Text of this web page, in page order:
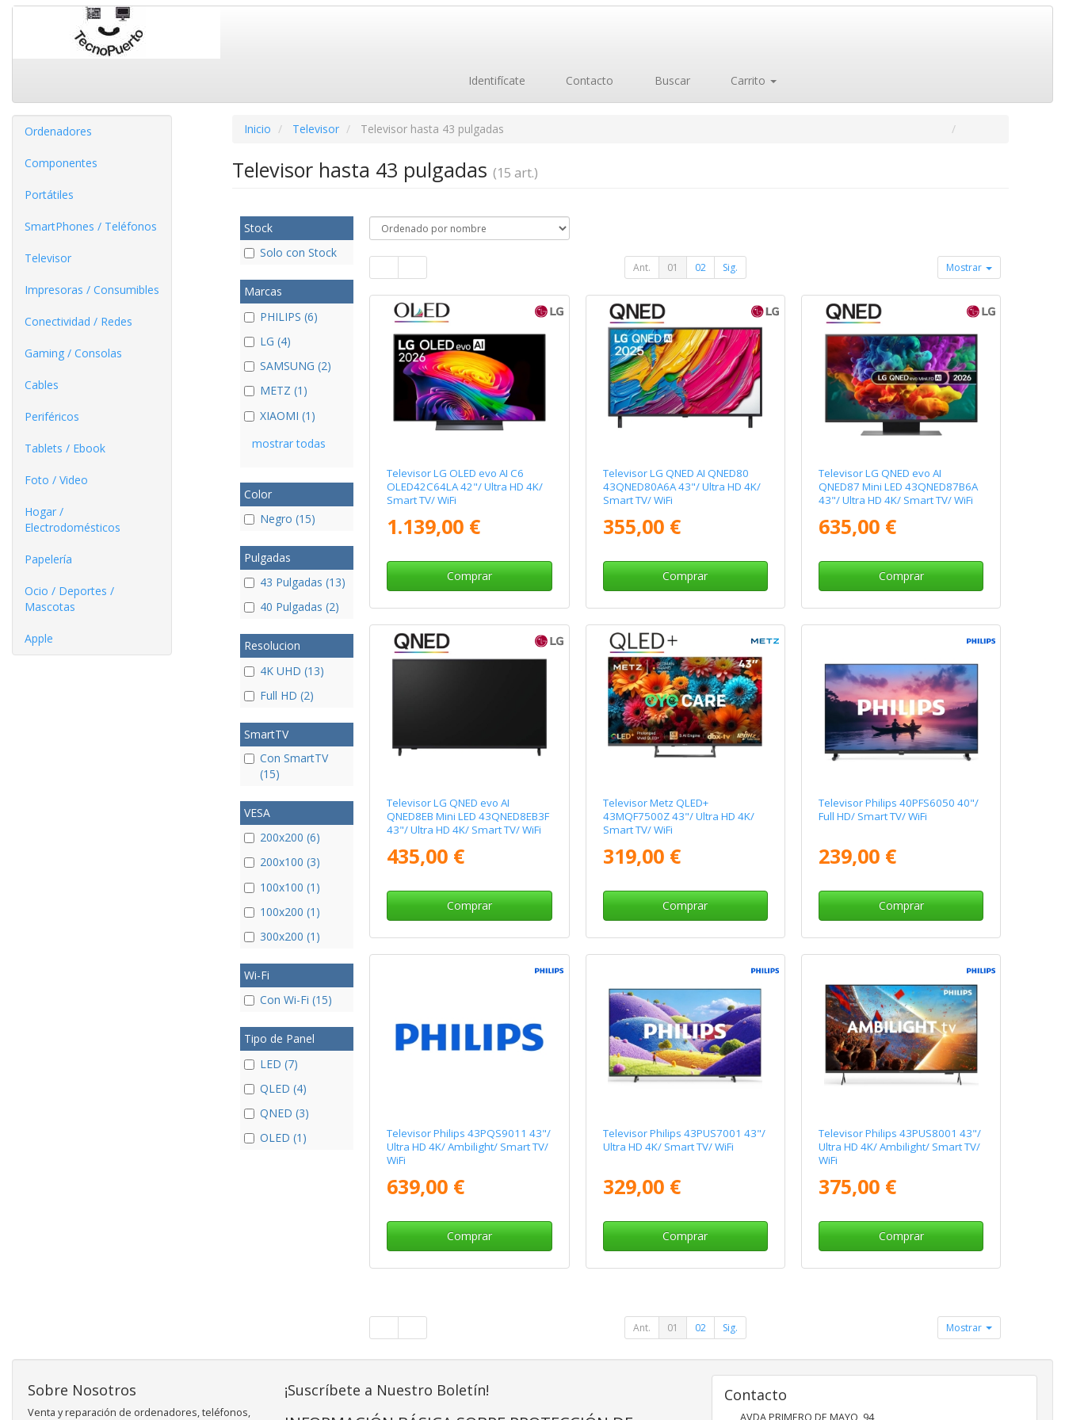
Identifícate Contacto Buscar Carrito
Ordenadores
Componentes
Portátiles
SmartPhones / Teléfonos
Televisor
Impresoras / Consumibles
Conectividad / Redes
Gaming / Consolas
Cables
Periféricos
Tablets / Ebook
Foto / Video
Hogar /
Electrodomésticos
Papelería
Ocio / Deportes /
Mascotas
Apple
Inicio Televisor Televisor hasta 43 pulgadas
Televisor hasta 43 pulgadas (15 art.)
Stock
Solo con Stock
Marcas
PHILIPS (6)
LG (4)
SAMSUNG (2)
METZ (1)
XIAOMI (1)
mostrar todas
Color
Negro (15)
Pulgadas
43 Pulgadas (13)
40 Pulgadas (2)
Resolucion
4K UHD (13)
Full HD (2)
SmartTV
Con SmartTV
(15)
VESA
200x200 (6)
200x100 (3)
100x100 (1)
100x200 (1)
300x200 (1)
Wi-Fi
Con Wi-Fi (15)
Tipo de Panel
LED (7)
QLED (4)
QNED (3)
OLED (1)
Ant. 01 02 Sig. Mostrar
Televisor LG OLED evo AI C6
OLED42C64LA 42"/ Ultra HD 4K/
Smart TV/ WiFi
1.139,00 €
Comprar
Televisor LG QNED AI QNED80
43QNED80A6A 43"/ Ultra HD 4K/
Smart TV/ WiFi
355,00 €
Comprar
Televisor LG QNED evo AI
QNED87 Mini LED 43QNED87B6A
43"/ Ultra HD 4K/ Smart TV/ WiFi
635,00 €
Comprar
Televisor LG QNED evo AI
QNED8EB Mini LED 43QNED8EB3F
43"/ Ultra HD 4K/ Smart TV/ WiFi
435,00 €
Comprar
Televisor Metz QLED+
43MQF7500Z 43"/ Ultra HD 4K/
Smart TV/ WiFi
319,00 €
Comprar
Televisor Philips 40PFS6050 40"/
Full HD/ Smart TV/ WiFi
239,00 €
Comprar
Televisor Philips 43PQS9011 43"/
Ultra HD 4K/ Ambilight/ Smart TV/
WiFi
639,00 €
Comprar
Televisor Philips 43PUS7001 43"/
Ultra HD 4K/ Smart TV/ WiFi
329,00 €
Comprar
Televisor Philips 43PUS8001 43"/
Ultra HD 4K/ Ambilight/ Smart TV/
WiFi
375,00 €
Comprar
Ant. 01 02 Sig. Mostrar
Sobre Nosotros
Venta y reparación de ordenadores, teléfonos,
¡Suscríbete a Nuestro Boletín! Contacto
AVDA PRIMERO DE MAYO, 94